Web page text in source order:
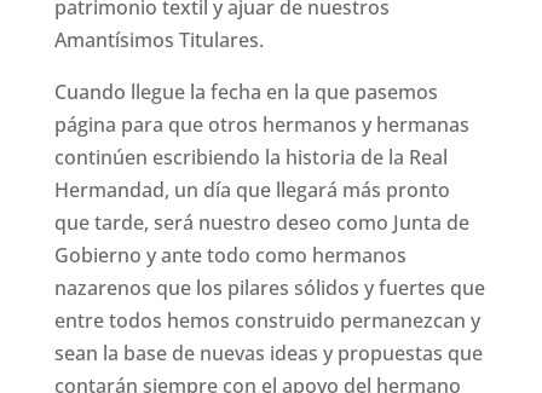
patrimonio textil y ajuar de nuestros
Amantísimos Titulares.
Cuando llegue la fecha en la que pasemos
página para que otros hermanos y hermanas
continúen escribiendo la historia de la Real
Hermandad, un día que llegará más pronto
que tarde, será nuestro deseo como Junta de
Gobierno y ante todo como hermanos
nazarenos que los pilares sólidos y fuertes que
entre todos hemos construido permanezcan y
sean la base de nuevas ideas y propuestas que
contarán siempre con el apoyo del hermano